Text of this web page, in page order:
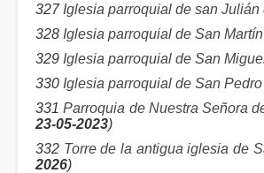
327 Iglesia parroquial de san Julián
328 Iglesia parroquial de San
329 Iglesia parroquial de San
330 Iglesia parroquial de San
331Parroquia de Nuestra Señora
23-05-2023)
332 Torre de la antigua iglesia de
2026)